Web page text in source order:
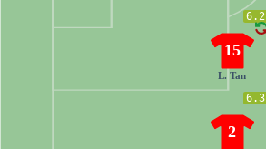
6.2
15
L. Tan
6.3
2